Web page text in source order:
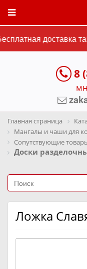
доставка
8
Главная страница
Мангалы и чаши для
Сопутствующие
Доски
Ложка